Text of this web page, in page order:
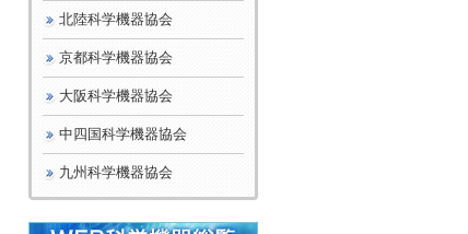
北陸科学機器協会
京都科学機器協会
大阪科学機器協会
中四国科学機器協会
九州科学機器協会